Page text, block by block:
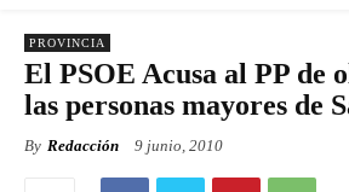
PROVINCIA
El PSOE Acusa al PP de
las personas mayores de
By Redacción 9 junio, 2010